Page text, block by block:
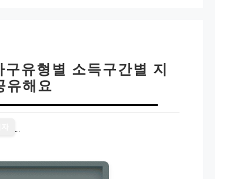
유형별 소득구간별 지
유해요